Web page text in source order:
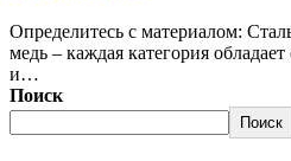
Определитесь с материалом:
медь – каждая категория
и…
Поиск
Поиск